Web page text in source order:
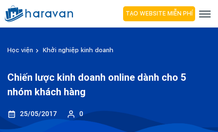
TẠO WEBSITE MIỄN PHÍ
Học viện Khởi nghiệp kinh doanh
Chiến lược kinh doanh online dành cho 5
nhóm khách hàng
25/05/2017 0